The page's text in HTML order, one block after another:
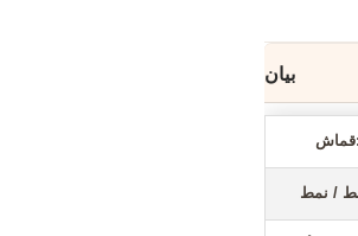
بيان
قماش: